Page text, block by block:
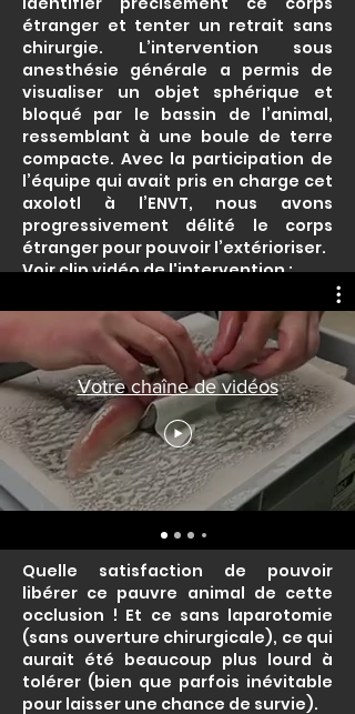
étranger et tenter un retrait sans
chirurgie. L’intervention sous
anesthésie générale a permis de
visualiser un objet sphérique et
bloqué par le bassin de l’animal,
ressemblant à une boule de terre
compacte. Avec la participation de
l’équipe qui avait pris en charge cet
axolotl à l’ENVT, nous avons
progressivement délité le corps
étranger pour pouvoir l’extérioriser.
Voir clip vidéo de l'intervention :
Votre chaîne de vidéos
Quelle satisfaction de pouvoir
libérer ce pauvre animal de cette
occlusion ! Et ce sans laparotomie
(sans ouverture chirurgicale), ce qui
aurait été beaucoup plus lourd à
tolérer (bien que parfois inévitable
pour laisser une chance de survie).